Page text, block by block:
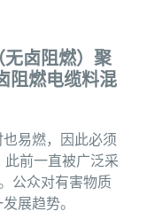
无卤阻燃）聚
阻燃电缆料混
易燃，因此必须
前一直被广泛采
公众对有害物质
展趋势。